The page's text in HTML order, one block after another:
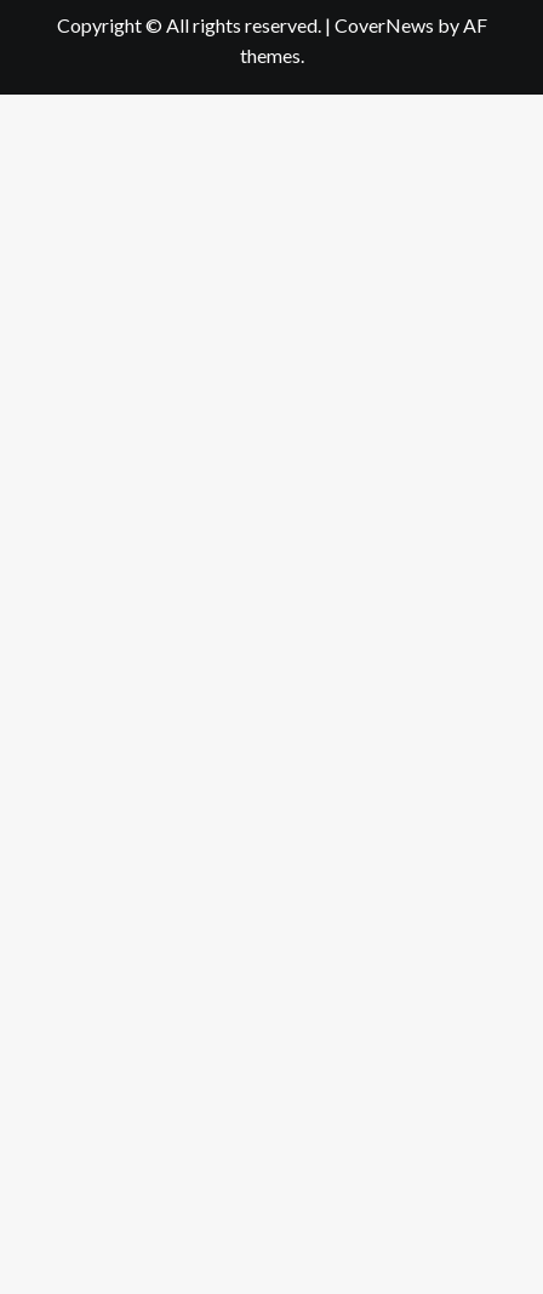
Copyright © All rights reserved. | CoverNews by AF
themes.